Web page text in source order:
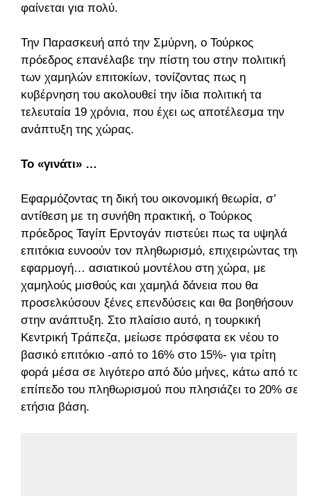
φαίνεται για πολύ.
Την Παρασκευή από την Σμύρνη, ο Τούρκος
πρόεδρος επανέλαβε την πίστη του στην πολιτική
των χαμηλών επιτοκίων, τονίζοντας πως η
κυβέρνηση του ακολουθεί την ίδια πολιτική τα
τελευταία 19 χρόνια, που έχει ως αποτέλεσμα την
ανάπτυξη της χώρας.
To «γινάτι» …
Εφαρμόζοντας τη δική του οικονομική θεωρία, σ’
αντίθεση με τη συνήθη πρακτική, ο Τούρκος
πρόεδρος Ταγίπ Ερντογάν πιστεύει πως τα υψηλά
επιτόκια ευνοούν τον πληθωρισμό, επιχειρώντας την
εφαρμογή… ασιατικού μοντέλου στη χώρα, με
χαμηλούς μισθούς και χαμηλά δάνεια που θα
προσελκύσουν ξένες επενδύσεις και θα βοηθήσουν
στην ανάπτυξη. Στο πλαίσιο αυτό, η τουρκική
Κεντρική Τράπεζα, μείωσε πρόσφατα εκ νέου το
βασικό επιτόκιο -από το 16% στο 15%- για τρίτη
φορά μέσα σε λιγότερο από δύο μήνες, κάτω από το
επίπεδο του πληθωρισμού που πλησιάζει το 20% σε
ετήσια βάση.